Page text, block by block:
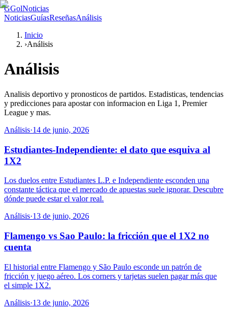
GGolNoticias
NoticiasGuíasReseñasAnálisis
Inicio
›Análisis
Análisis
Analisis deportivo y pronosticos de partidos. Estadisticas, tendencias
y predicciones para apostar con informacion en Liga 1, Premier
League y mas.
Análisis·14 de junio, 2026
Estudiantes-Independiente: el dato que esquiva al
1X2
Los duelos entre Estudiantes L.P. e Independiente esconden una
constante táctica que el mercado de apuestas suele ignorar. Descubre
dónde puede estar el valor real.
Análisis·13 de junio, 2026
Flamengo vs Sao Paulo: la fricción que el 1X2 no
cuenta
El historial entre Flamengo y São Paulo esconde un patrón de
fricción y juego aéreo. Los corners y tarjetas suelen pagar más que
el simple 1X2.
Análisis·13 de junio, 2026